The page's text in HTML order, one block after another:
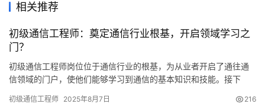
相关推荐
初级通信工程师：奠定通信行业根基，开启领域学习之
门？
初级通信工程师岗位位于通信行业的根基，为从业者开启了通往通
信领域的门户，使他们能够学习到通信的基本知识和技能。接下
初级通信工程师 2025年8月7日 216